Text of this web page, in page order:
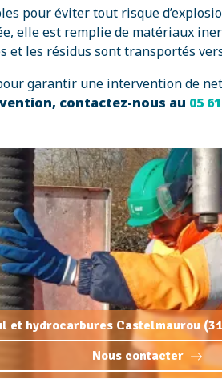
pour éviter tout risque
elle est remplie de matériaux
et les résidus sont transportés
garantir une intervention de
contactez-nous au 05
et hydrocarbures Castelmaurou
Nous contacter